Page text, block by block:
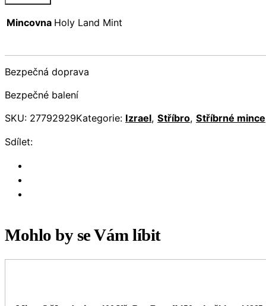
Mincovna Holy Land Mint
Bezpečná doprava
Bezpečné balení
SKU: 27792929Kategorie: Izrael, Stříbro, Stříbrné mince
Sdílet:
Mohlo by se Vám líbit